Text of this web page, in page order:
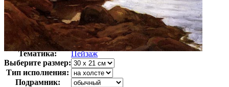
Автор:
Меткалф Уиллард
Арт-стиль
Американская живопись
Тематика:
Пейзаж
Выберите размер:
Тип исполнения:
Подрамник: